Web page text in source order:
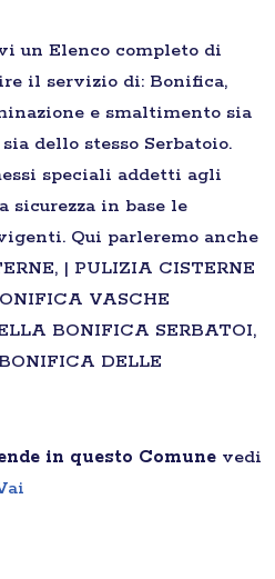
un Elenco completo di
il servizio di: Bonifica,
e smaltimento sia
dello stesso Serbatoio.
speciali addetti agli
sicurezza in base le
Qui parleremo anche
| PULIZIA CISTERNE
VASCHE
BONIFICA SERBATOI,
DELLE
in questo Comune vedi